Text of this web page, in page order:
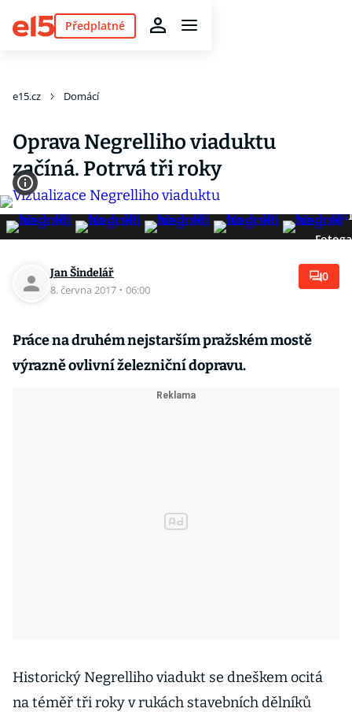
Předplatné
e15.cz Domácí
Oprava Negrelliho viaduktu
začíná. Potrvá tři roky
Jan Šindelář
8. června 2017 · 06:00
0
Práce na druhém nejstarším pražském mostě
výrazně ovlivní železniční dopravu.
Historický Negrelliho viadukt se dneškem ocitá
na téměř tři roky v rukách stavebních dělníků